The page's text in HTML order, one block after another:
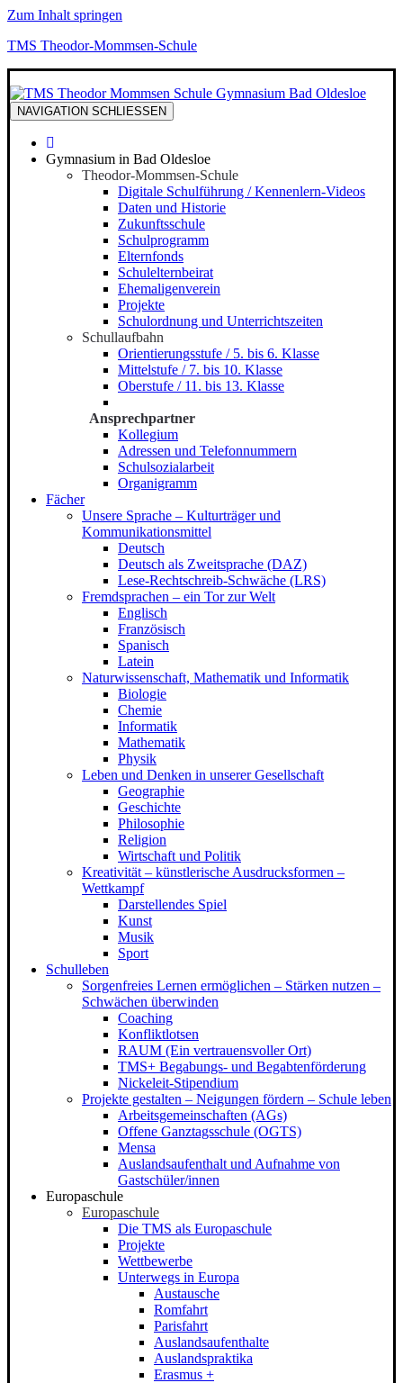
Zum Inhalt springen
TMS Theodor-Mommsen-Schule
NAVIGATION SCHLIESSEN
Gymnasium in Bad Oldesloe
Theodor-Mommsen-Schule
Digitale Schulführung / Kennenlern-Videos
Daten und Historie
Zukunftsschule
Schulprogramm
Elternfonds
Schulelternbeirat
Ehemaligenverein
Projekte
Schulordnung und Unterrichtszeiten
Schullaufbahn
Orientierungsstufe / 5. bis 6. Klasse
Mittelstufe / 7. bis 10. Klasse
Oberstufe / 11. bis 13. Klasse
Ansprechpartner
Kollegium
Adressen und Telefonnummern
Schulsozialarbeit
Organigramm
Fächer
Unsere Sprache – Kulturträger und
Kommunikationsmittel
Deutsch
Deutsch als Zweitsprache (DAZ)
Lese-Rechtschreib-Schwäche (LRS)
Fremdsprachen – ein Tor zur Welt
Englisch
Französisch
Spanisch
Latein
Naturwissenschaft, Mathematik und Informatik
Biologie
Chemie
Informatik
Mathematik
Physik
Leben und Denken in unserer Gesellschaft
Geographie
Geschichte
Philosophie
Religion
Wirtschaft und Politik
Kreativität – künstlerische Ausdrucksformen –
Wettkampf
Darstellendes Spiel
Kunst
Musik
Sport
Schulleben
Sorgenfreies Lernen ermöglichen – Stärken nutzen –
Schwächen überwinden
Coaching
Konfliktlotsen
RAUM (Ein vertrauensvoller Ort)
TMS+ Begabungs- und Begabtenförderung
Nickeleit-Stipendium
Projekte gestalten – Neigungen fördern – Schule leben
Arbeitsgemeinschaften (AGs)
Offene Ganztagsschule (OGTS)
Mensa
Auslandsaufenthalt und Aufnahme von
Gastschüler/innen
Europaschule
Europaschule
Die TMS als Europaschule
Projekte
Wettbewerbe
Unterwegs in Europa
Austausche
Romfahrt
Parisfahrt
Auslandsaufenthalte
Auslandspraktika
Erasmus +